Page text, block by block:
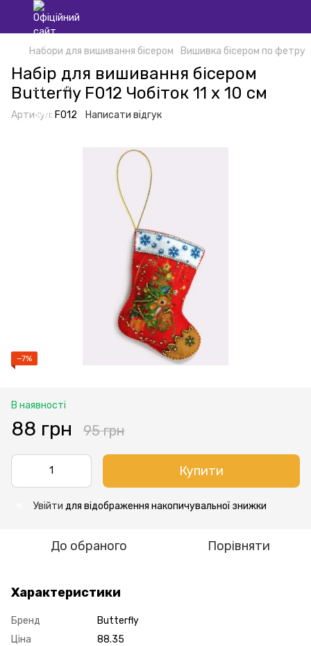
Набори для вишивання бісером Вишивка бісером по фетру
Набір для вишивання бісером
Butterfly F012 Чобіток 11 х 10 см
Артикул: F012 Написати відгук
−7%
В наявності
88 грн 95 грн
Купити
Увійти для відображення накопичувальної знижки
До обраного Порівняти
Характеристики
Бренд
Butterfly
Ціна
88.35